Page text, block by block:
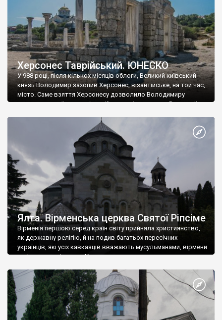
Херсонес Таврійський. ЮНЕСКО
У 988 році, після кількох місяців облоги, Великий київський
князь Володимир захопив Херсонес, візантійське, на той час,
місто. Саме взяття Херсонесу дозволило Володимиру
диктувати свої умови візантійському імператору Василю ІІ, та
Херсонесі Володимир-язичник, став Василем-християнином.
А потім було Хрещення Русі. На честь Херсонесу Таврійського
Ялта. Вірменська церква Святої Ріпсіме
Вірменія першою серед країн світу прийняла християнство,
як державну релігію, й на подив багатьох пересічних
українців, які усіх кавказців вважають мусульманами, вірмени
є відданими вірянами Христа